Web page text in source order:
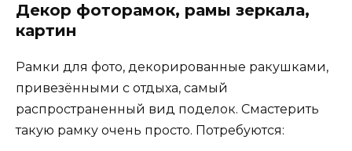
Декор фоторамок, рамы зеркала,
картин
Рамки для фото, декорированные ракушками,
привезёнными с отдыха, самый
распространенный вид поделок. Смастерить
такую рамку очень просто. Потребуются: